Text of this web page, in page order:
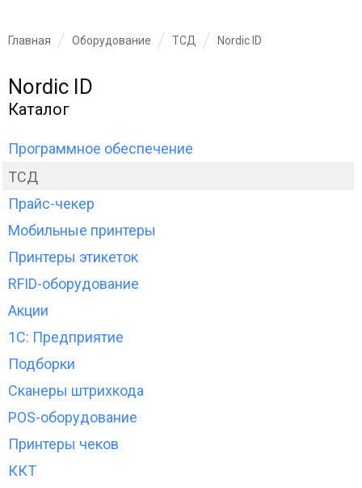
Главная Оборудование ТСД Nordic ID
Nordic ID
Каталог
Программное обеспечение
ТСД
Прайс-чекер
Мобильные принтеры
Принтеры этикеток
RFID-оборудование
Акции
1С: Предприятие
Подборки
Сканеры штрихкода
POS-оборудование
Принтеры чеков
ККТ